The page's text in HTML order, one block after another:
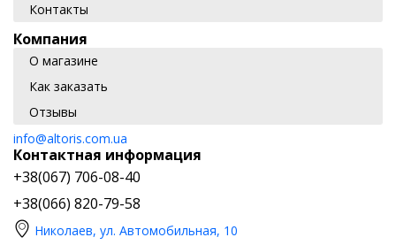
Контакты
Компания
О магазине
Как заказать
Отзывы
info@altoris.com.ua
Контактная информация
+38(067) 706-08-40
+38(066) 820-79-58
Николаев, ул. Автомобильная, 10